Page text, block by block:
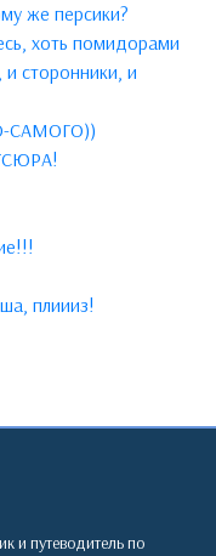
же персики?
хоть помидорами
сторонники, и
САМОГО))
плиииз!
и путеводитель по